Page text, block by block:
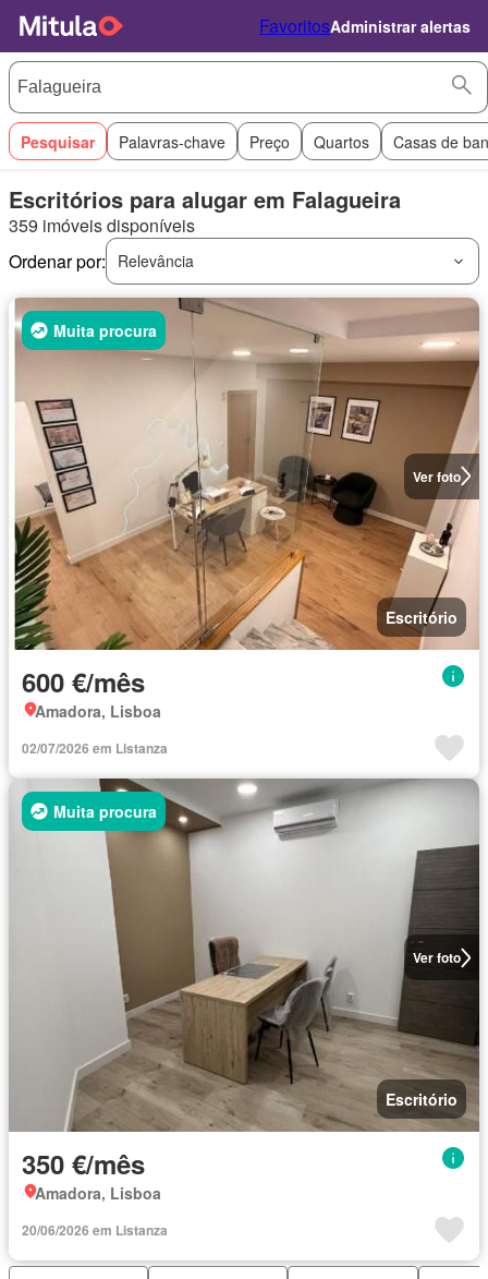
FavoritosAdministrar alertas
Pesquisar Palavras-chave Preço Quartos Casas de
Escritórios para alugar em Falagueira
359 imóveis disponíveis
Ordenar por:
Relevância
Ver foto
Muita procura
Escritório
600 €/mês
Amadora, Lisboa
02/07/2026 em Listanza
Ver foto
Muita procura
Escritório
350 €/mês
Amadora, Lisboa
20/06/2026 em Listanza